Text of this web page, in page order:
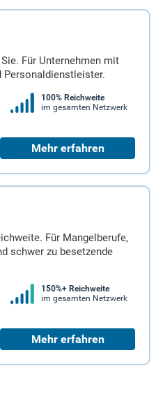
Für Unternehmen mit
Personaldienstleister.
100% Reichweite
im gesamten Netzwerk
Mehr erfahren
Für Mangelberufe,
schwer zu besetzende
150%+ Reichweite
im gesamten Netzwerk
Mehr erfahren